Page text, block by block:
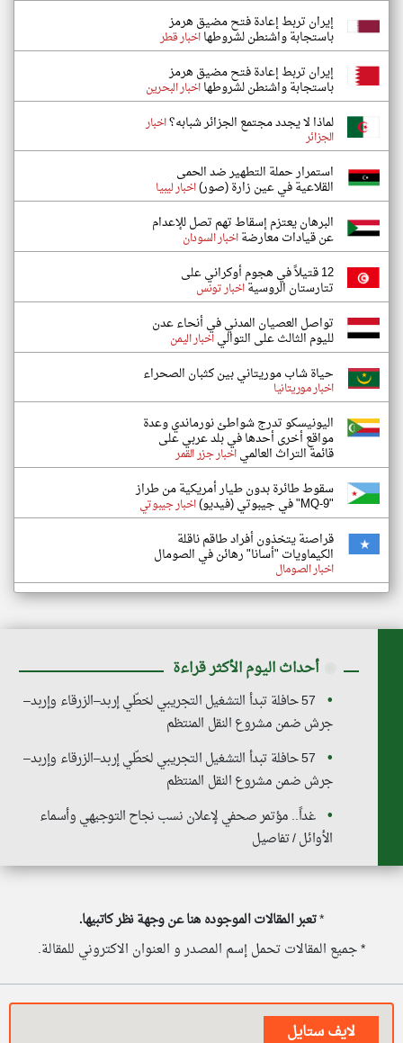
إيران تربط إعادة فتح مضيق هرمز
باستجابة واشنطن لشروطهااخبار قطر
إيران تربط إعادة فتح مضيق هرمز
باستجابة واشنطن لشروطهااخبار البحرين
لماذا لا يجدد مجتمع الجزائر شبابه؟اخبار
الجزائر
استمرار حملة التطهير ضد الحمى
القلاعية في عين زارة (صور)اخبار ليبيا
البرهان يعتزم إسقاط تهم تصل للإعدام
عن قيادات معارضةاخبار السودان
12 قتيلاً في هجوم أوكراني على
تتارستان الروسيةاخبار تونس
تواصل العصيان المدني في أنحاء عدن
لليوم الثالث على التوالياخبار اليمن
حياة شاب موريتاني بين كثبان الصحراء
اخبار موريتانيا
اليونيسكو تدرج شواطئ نورماندي وعدة
مواقع أخرى أحدها في بلد عربي على
قائمة التراث العالمياخبار جزر القمر
سقوط طائرة بدون طيار أمريكية من طراز
"MQ-9" في جيبوتي (فيديو) اخبار جيبوتي
قراصنة يتخذون أفراد طاقم ناقلة
الكيماويات "أسانا" رهائن في الصومال
اخبار الصومال
أحداث اليوم الأكثر قراءة
57 حافلة تبدأ التشغيل التجريبي لخطّي إربد–الزرقاء وإربد–
جرش ضمن مشروع النقل المنتظم
57 حافلة تبدأ التشغيل التجريبي لخطّي إربد–الزرقاء وإربد–
جرش ضمن مشروع النقل المنتظم
غداً.. مؤتمر صحفي لإعلان نسب نجاح التوجيهي وأسماء
الأوائل / تفاصيل
*تعبر المقالات الموجوده هنا عن وجهة نظر كاتبيها.
* جميع المقالات تحمل إسم المصدر و العنوان الاكتروني للمقالة.
لايف ستايل